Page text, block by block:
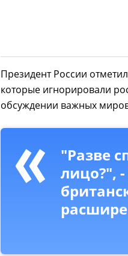
Президент России
которые игнорировали
обсуждении важных
"Разве
лицо?",